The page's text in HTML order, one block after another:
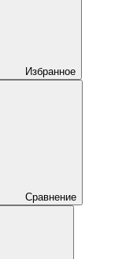
Избранное
Сравнение